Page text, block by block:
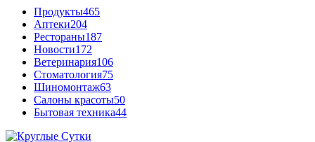
Продукты465
Аптеки204
Рестораны187
Новости172
Ветеринария106
Стоматология75
Шиномонтаж63
Салоны красоты50
Бытовая техника44